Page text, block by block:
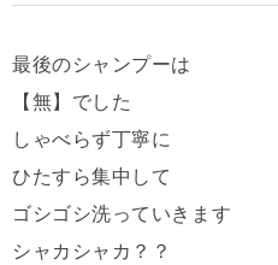
最後のシャンプーは
【無】でした
しゃべらず丁寧に
ひたすら集中して
ゴシゴシ洗っていきます
シャカシャカ？？